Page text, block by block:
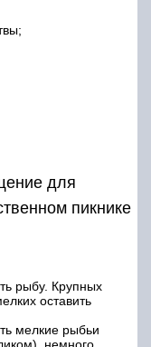
для
пикнике
рыбу. Крупных
оставить
мелкие рыбьи